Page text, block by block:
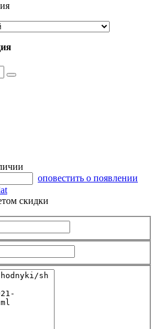
оповестить о появлении
скидки